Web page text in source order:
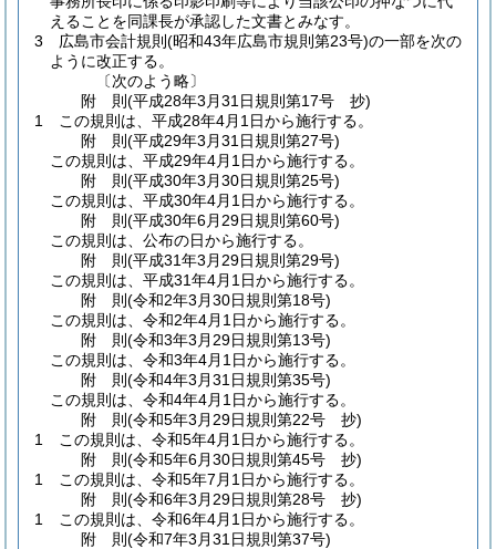
えることを同課長が承認した文書とみなす。
3
広島市会計規則 (昭和43年広島市規則第23号)の一部を次の
ように改正する。
〔次のよう略〕
附 則(平成28年3月31日規則第17号 抄)
1
この規則は、平成28年4月1日から施行する。
附 則(平成29年3月31日規則第27号)
この規則は、平成29年4月1日から施行する。
附 則(平成30年3月30日規則第25号)
この規則は、平成30年4月1日から施行する。
附 則(平成30年6月29日規則第60号)
この規則は、公布の日から施行する。
附 則(平成31年3月29日規則第29号)
この規則は、平成31年4月1日から施行する。
附 則(令和2年3月30日規則第18号)
この規則は、令和2年4月1日から施行する。
附 則(令和3年3月29日規則第13号)
この規則は、令和3年4月1日から施行する。
附 則(令和4年3月31日規則第35号)
この規則は、令和4年4月1日から施行する。
附 則(令和5年3月29日規則第22号 抄)
1
この規則は、令和5年4月1日から施行する。
附 則(令和5年6月30日規則第45号 抄)
1
この規則は、令和5年7月1日から施行する。
附 則(令和6年3月29日規則第28号 抄)
1
この規則は、令和6年4月1日から施行する。
附 則(令和7年3月31日規則第37号)